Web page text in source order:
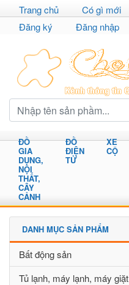
Trang chủ Có gì mới
Đăng ký
Đăng nhập
ĐỒ
GIA
DỤNG,
NỘI
THẤT,
CÂY
CẢNH
ĐỒ
ĐIỆN
TỬ
XE
CỘ
DANH MỤC SẢN PHẨM
Bất động sản
Tủ lạnh, máy lạnh, máy giặt